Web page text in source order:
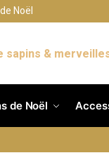
Noël
de Noël